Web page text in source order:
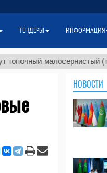
малосернистый (т.) $300
НОВОСТИ
ТЕНДЕРЫ ИНФОРМАЦИЯ